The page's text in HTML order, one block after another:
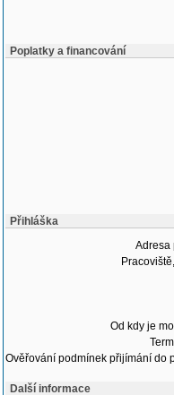
Poplatky a financování
Přihláška
Adresa
Od kdy je
Ověřování podmínek přijímání do
Další informace